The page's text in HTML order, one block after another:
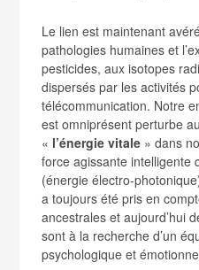
Le lien est maintenant
pathologies humaines et
pesticides, aux isotopes
dispersés par les activités
télécommunication. Notre
est omniprésent perturbe
« l’énergie vitale » dans
force agissante intelligente
(énergie électro-
a toujours été pris en
ancestrales et aujourd’hui
sont à la recherche d’un
psychologique et